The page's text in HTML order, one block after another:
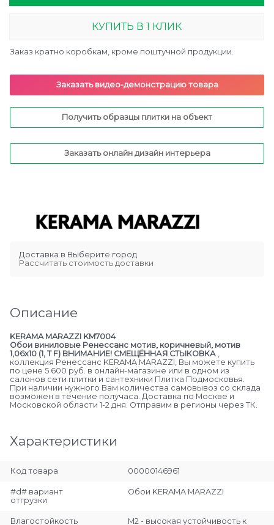
КУПИТЬ В 1 КЛИК
Заказ кратно коробкам, кроме поштучной продукции.
Заказать видео-демонстрацию товара
Получить образцы плитки на объект
Заказать онлайн дизайн интерьера
Доставка в Выберите город
Рассчитать стоимость доставки
Описание
KERAMA MARAZZI KM7004
Обои виниловые Ренессанс мотив, коричневый, мотив
1,06х10 (1, Т F) ВНИМАНИЕ! СМЕЩЁННАЯ СТЫКОВКА
коллекция Ренессанс KERAMA MARAZZI, Вы можете купить
по цене 5 600 руб. в онлайн-магазине или в одном из
салонов сети плитки и сантехники Плитка Подмосковья.
При наличии нужного Вам количества самовывоз со склада
возможен в течение получаса. Доставка по Москве и
Московской области 1-2 дня. Отправим в регионы через ТК.
Характеристики
Код товара 00000146961
#d# вариант
отгрузки
Обои KERAMA MARAZZI
Влагостойкость
М2 - высокая устойчивость к